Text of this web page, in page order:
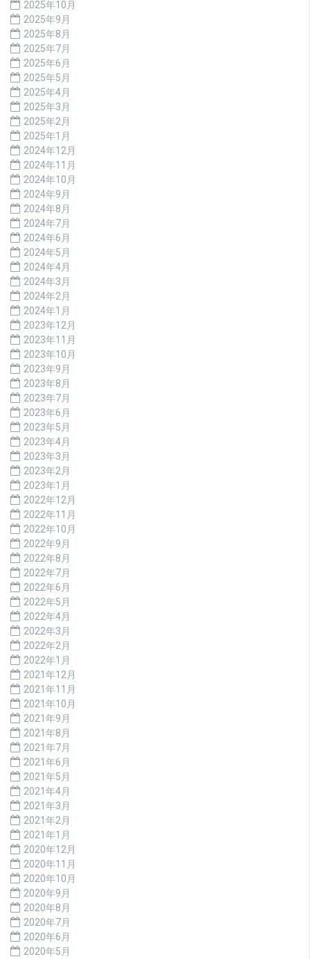
2025年10月
2025年9月
2025年8月
2025年7月
2025年6月
2025年5月
2025年4月
2025年3月
2025年2月
2025年1月
2024年12月
2024年11月
2024年10月
2024年9月
2024年8月
2024年7月
2024年6月
2024年5月
2024年4月
2024年3月
2024年2月
2024年1月
2023年12月
2023年11月
2023年10月
2023年9月
2023年8月
2023年7月
2023年6月
2023年5月
2023年4月
2023年3月
2023年2月
2023年1月
2022年12月
2022年11月
2022年10月
2022年9月
2022年8月
2022年7月
2022年6月
2022年5月
2022年4月
2022年3月
2022年2月
2022年1月
2021年12月
2021年11月
2021年10月
2021年9月
2021年8月
2021年7月
2021年6月
2021年5月
2021年4月
2021年3月
2021年2月
2021年1月
2020年12月
2020年11月
2020年10月
2020年9月
2020年8月
2020年7月
2020年6月
2020年5月